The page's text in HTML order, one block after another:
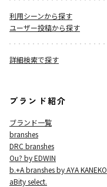
利用シーンから探す
ユーザー投稿から探す
詳細検索で探す
ブランド紹介
ブランド一覧
branshes
DRC branshes
Ou? by EDWIN
b.+A branshes by AYA KANEKO
aBity select.